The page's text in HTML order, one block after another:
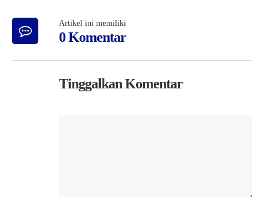
Artikel ini memiliki
0 Komentar
Tinggalkan Komentar